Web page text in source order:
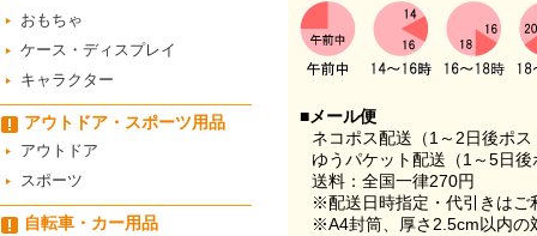
おもちゃ
ケース・ディスプレイ
キャラクター
アウトドア・スポーツ用品
アウトドア
スポーツ
自転車・カー用品
■メール便
ネコポス配送（1～2日後ポ
ゆうパケット配送（1～5日
送料：全国一律270円
※配送日時指定・代引きはご
※A4封筒、厚さ2.5cm以内の